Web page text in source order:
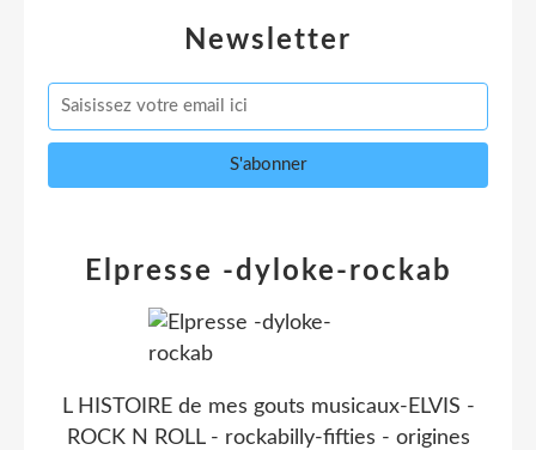
Newsletter
Elpresse -dyloke-rockab
L HISTOIRE de mes gouts musicaux-ELVIS -
ROCK N ROLL - rockabilly-fifties - origines